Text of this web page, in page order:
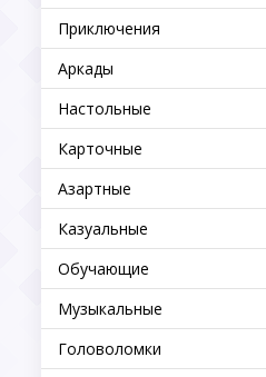
Приключения
Аркады
Настольные
Карточные
Азартные
Казуальные
Обучающие
Музыкальные
Головоломки